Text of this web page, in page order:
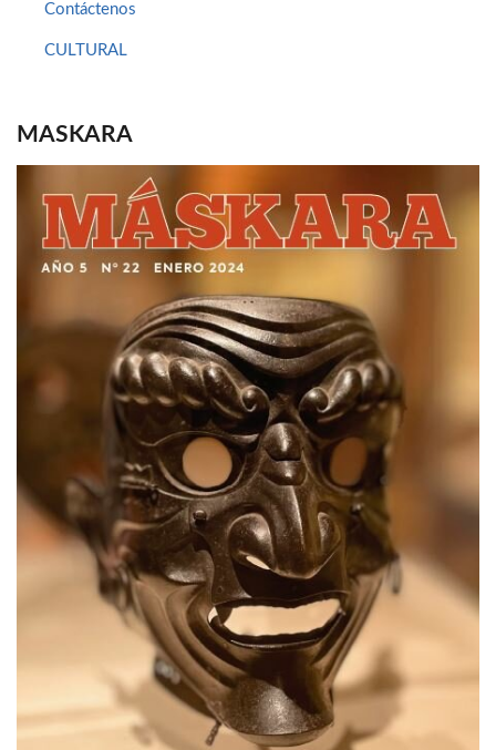
Contáctenos
CULTURAL
MASKARA